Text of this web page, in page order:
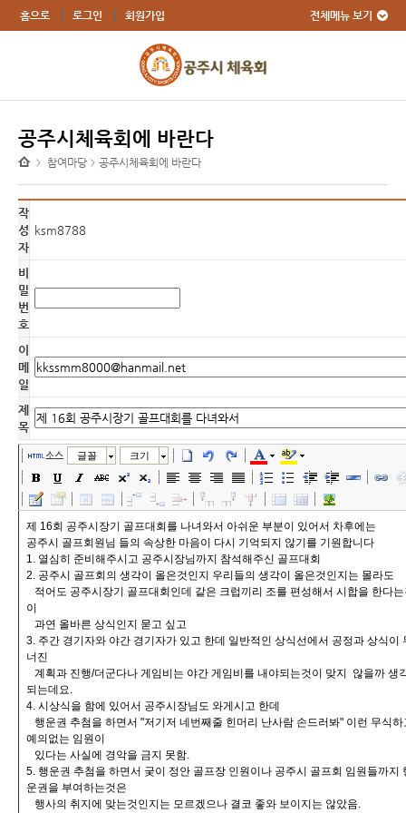
홈으로 로그인 회원가입 전체메뉴 보기
공주시체육회에 바란다
> 참여마당 > 공주시체육회에 바란다
작
성
자
ksm8788
비
밀
번
호
이
메
일
제
목
소스 글꼴 크기